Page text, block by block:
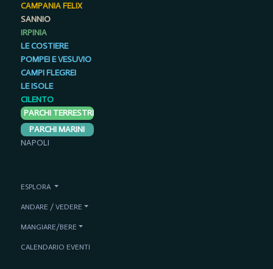
CAMPANIA FELIX
SANNIO
IRPINIA
LE COSTIERE
POMPEI E VESUVIO
CAMPI FLEGREI
LE ISOLE
CILENTO
PARCHI TERRESTRI
PARCHI MARINI
NAPOLI
ESPLORA
ANDARE / VEDERE
MANGIARE/BERE
CALENDARIO EVENTI